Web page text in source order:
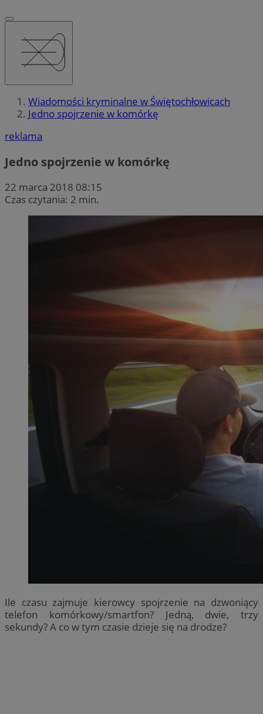
Wiadomości kryminalne w Świętochłowicach
Jedno spojrzenie w komórkę
reklama
Jedno spojrzenie w komórkę
22 marca 2018 08:15
Czas czytania: 2 min.
Ile czasu zajmuje kierowcy spojrzenie na dzwoniący
telefon komórkowy/smartfon? Jedną, dwie, trzy
sekundy? A co w tym czasie dzieje się na drodze?